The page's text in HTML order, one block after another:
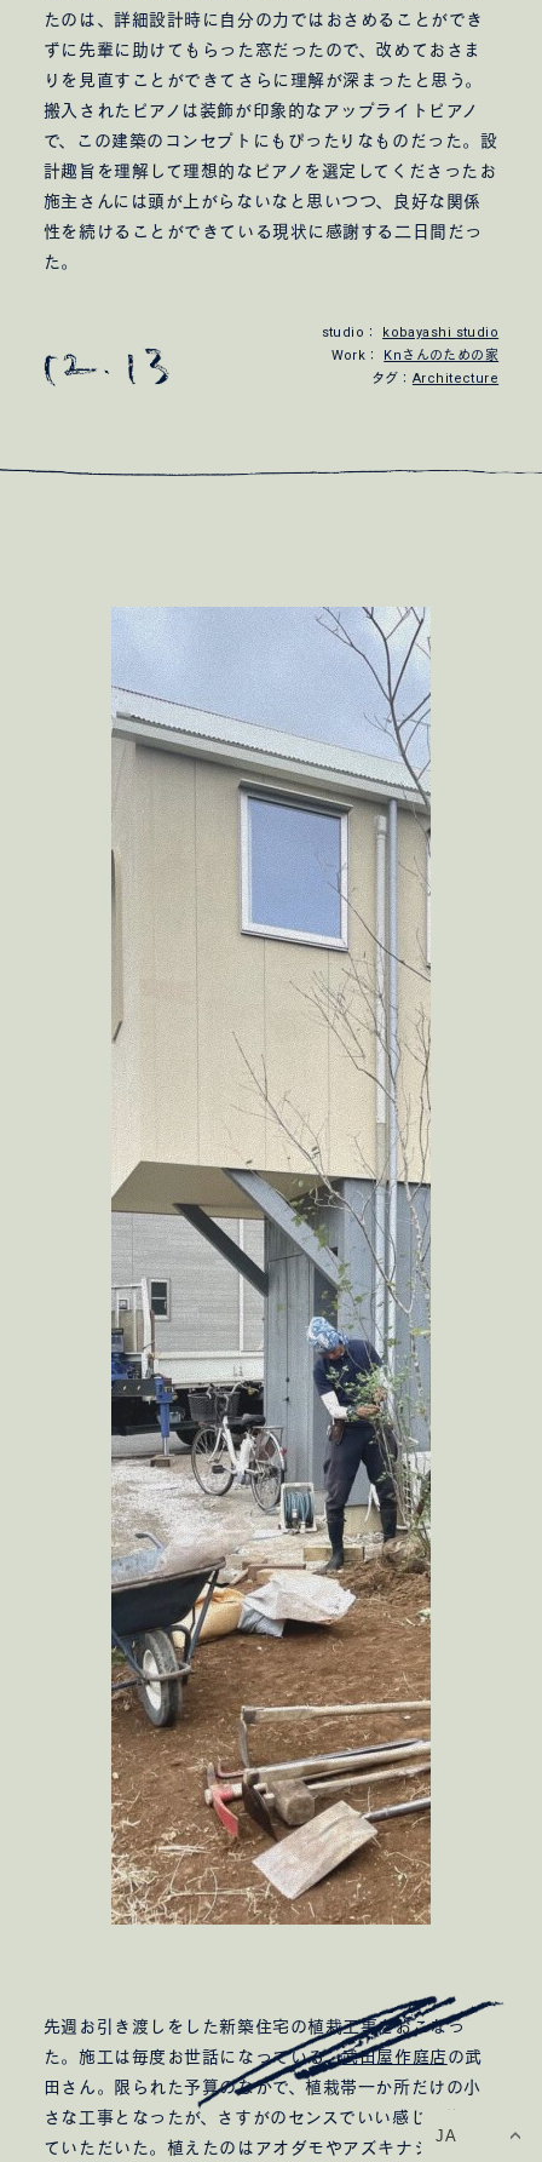
たのは、詳細設計時に自分の力ではおさめることができ
ずに先輩に助けてもらった窓だったので、改めておさま
りを見直すことができてさらに理解が深まったと思う。
搬入されたピアノは装飾が印象的なアップライトピアノ
で、この建築のコンセプトにもぴったりなものだった。設
計趣旨を理解して理想的なピアノを選定してくださったお
施主さんには頭が上がらないなと思いつつ、良好な関係
性を続けることができている現状に感謝する二日間だっ
た。
studio：
kobayashi studio
Work：
Knさんのための家
タグ： Architecture
先週お引き渡しをした新築住宅の植栽工事をおこなっ
た。施工は毎度お世話になっている、武田屋作庭店の武
田さん。限られた予算のなかで、植栽帯一か所だけの小
さな工事となったが、さすがのセンスでいい感じに施工し
ていただいた。植えたのはアオダモやアズキナシなどの
JA